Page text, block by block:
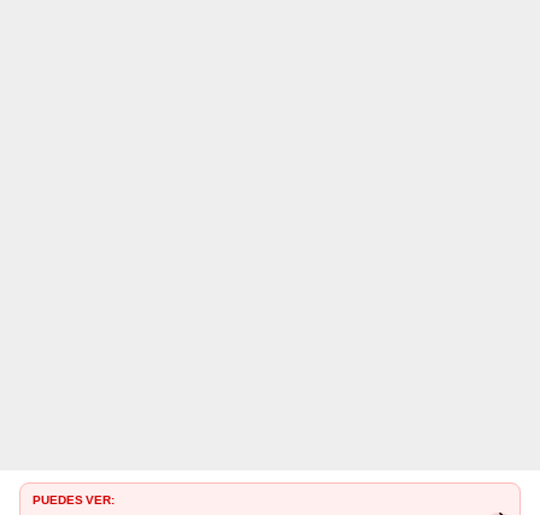
PUEDES VER: